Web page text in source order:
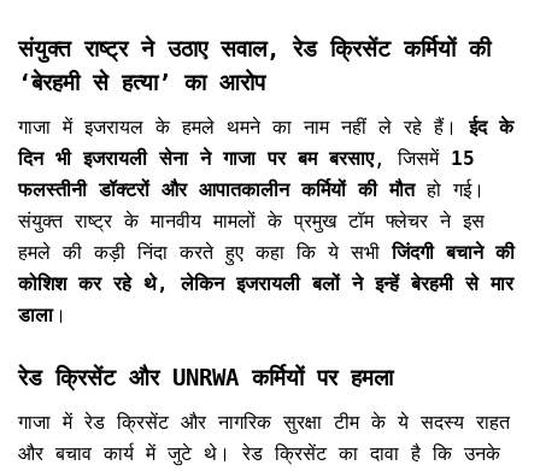
संयुक्त राष्ट्र ने उठाए सवाल, रेड क्रिसेंट कर्मियों की
‘बेरहमी से हत्या’ का आरोप
गाजा में इजरायल के हमले थमने का नाम नहीं ले रहे हैं।ईद के
दिन भी इजरायली सेना ने गाजा पर बम बरसाए, जिसमें 15
फलस्तीनी डॉक्टरों और आपातकालीन कर्मियों की मौतहो गई।
संयुक्त राष्ट्र के मानवीय मामलों के प्रमुख टॉम फ्लेचर ने इस
हमले की कड़ी निंदा करते हुए कहा कि ये सभीजिंदगी बचाने की
कोशिश कर रहे थे, लेकिन इजरायली बलों ने इन्हें बेरहमी से मार
डाला।
रेड क्रिसेंट और UNRWA कर्मियों पर हमला
गाजा में रेड क्रिसेंट और नागरिक सुरक्षा टीम के ये सदस्य राहत
और बचाव कार्य में जुटे थे। रेड क्रिसेंट का दावा है कि उनके